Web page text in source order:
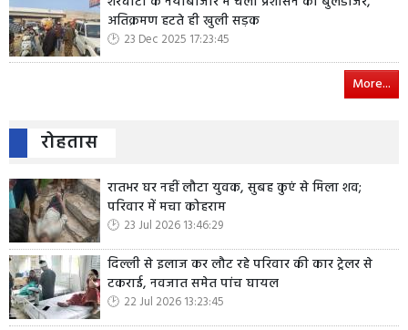
अतिक्रमण हटते ही खुली सड़क
23 Dec 2025 17:23:45
More...
रोहतास
रातभर घर नहीं लौटा युवक, सुबह कुएं से मिला शव;
परिवार में मचा कोहराम
23 Jul 2026 13:46:29
दिल्ली से इलाज कर लौट रहे परिवार की कार ट्रेलर से
टकराई, नवजात समेत पांच घायल
22 Jul 2026 13:23:45